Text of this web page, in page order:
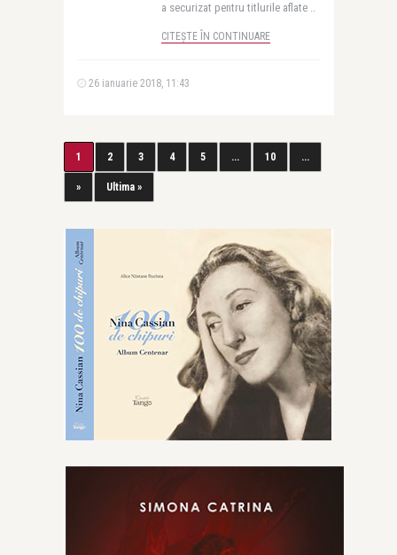
a securizat pentru titlurile aflate ..
CITEȘTE ÎN CONTINUARE
26 ianuarie 2018, 11:43
1 2 3 4 5 ... 10 ...
» Ultima »